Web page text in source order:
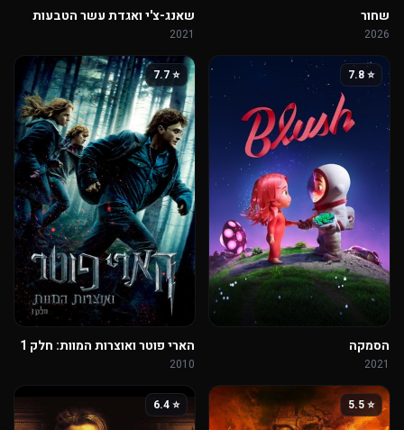
שחור
2026
שאנג-צ'י ואגדת עשר הטבעות
2021
⭐ 7.8
הסמקה
2021
⭐ 7.7
הארי פוטר ואוצרות המוות: חלק 1
2010
⭐ 5.5
⭐ 6.4